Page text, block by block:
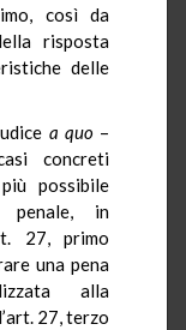
così da
risposta
delle
a quo–
concreti
possibile
penale, in
27, primo
una pena
alla
27, terzo